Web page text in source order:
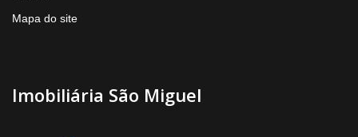
Mapa do site
Imobiliária São Miguel